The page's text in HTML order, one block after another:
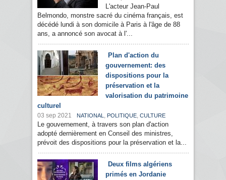
L'acteur Jean-Paul
Belmondo, monstre sacré du cinéma français, est
décédé lundi à son domicile à Paris à l'âge de 88
ans, a annoncé son avocat à l'...
Plan d'action du
gouvernement: des
dispositions pour la
préservation et la
valorisation du patrimoine
culturel
03 sep 2021 NATIONAL , POLITIQUE, CULTURE
Le gouvernement, à travers son plan d'action
adopté dernièrement en Conseil des ministres,
prévoit des dispositions pour la préservation et la...
Deux films algériens
primés en Jordanie